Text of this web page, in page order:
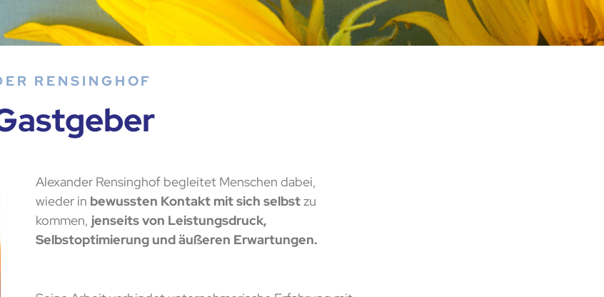
RENSINGHOF
Alexander Rensinghof begleitet Menschen dabei,
wieder in bewussten Kontakt mit sich selbstzu
kommen, jenseits von Leistungsdruck,
Selbstoptimierung und äußeren Erwartungen.